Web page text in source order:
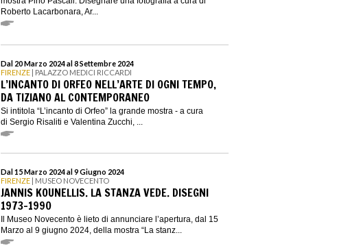
Roberto Lacarbonara, Ar...
Dal 20 Marzo 2024 al 8 Settembre 2024
FIRENZE | PALAZZO MEDICI RICCARDI
L’INCANTO DI ORFEO NELL’ARTE DI OGNI TEMPO,
DA TIZIANO AL CONTEMPORANEO
Si intitola “L’incanto di Orfeo” la grande mostra - a cura
di Sergio Risaliti e Valentina Zucchi, ...
Dal 15 Marzo 2024 al 9 Giugno 2024
FIRENZE | MUSEO NOVECENTO
JANNIS KOUNELLIS. LA STANZA VEDE. DISEGNI
1973–1990
Il Museo Novecento è lieto di annunciare l’apertura, dal 15
Marzo al 9 giugno 2024, della mostra “La stanz...